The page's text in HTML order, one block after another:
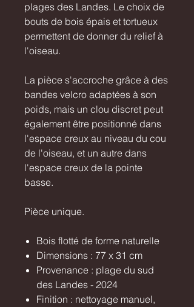
plages des Landes. Le choix de
bouts de bois épais et tortueux
permettent de donner du relief à
l'oiseau.
La pièce s'accroche grâce à des
bandes velcro adaptées à son
poids, mais un clou discret peut
également être positionné dans
l'espace creux au niveau du cou
de l'oiseau, et un autre dans
l'espace creux de la pointe
basse.
Pièce unique.
Bois flotté de forme naturelle
Dimensions : 77 x 31 cm
Provenance : plage du sud
des Landes - 2024
Finition : nettoyage manuel,